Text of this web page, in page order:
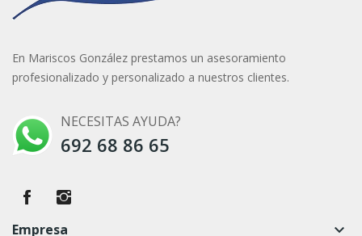
En Mariscos González prestamos un asesoramiento
profesionalizado y personalizado a nuestros clientes.
NECESITAS AYUDA?
692 68 86 65
Empresa keyboard_arrow_down